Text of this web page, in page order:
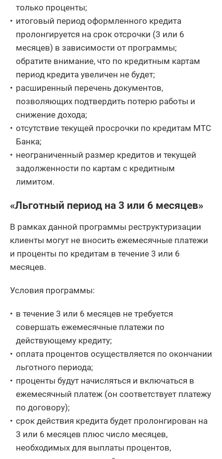
только проценты;
итоговый период оформленного кредита
пролонгируется на срок отсрочки (3 или 6
месяцев) в зависимости от программы;
обратите внимание, что по кредитным картам
период кредита увеличен не будет;
расширенный перечень документов,
позволяющих подтвердить потерю работы и
снижение дохода;
отсутствие текущей просрочки по кредитам МТС
Банка;
неограниченный размер кредитов и текущей
задолженности по картам с кредитным
лимитом.
«Льготный период на 3 или 6 месяцев»
В рамках данной программы реструктуризации
клиенты могут не вносить ежемесячные платежи
и проценты по кредитам в течение 3 или 6
месяцев.
Условия программы:
в течение 3 или 6 месяцев не требуется
совершать ежемесячные платежи по
действующему кредиту;
оплата процентов осуществляется по окончании
льготного периода;
проценты будут начисляться и включаться в
ежемесячный платеж (он соответствует платежу
по договору);
срок действия кредита будет пролонгирован на
3 или 6 месяцев плюс число месяцев,
необходимых для выплаты процентов,